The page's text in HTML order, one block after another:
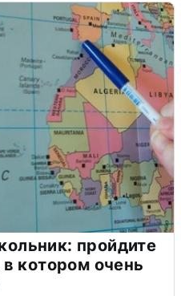
пройдите
котором очень